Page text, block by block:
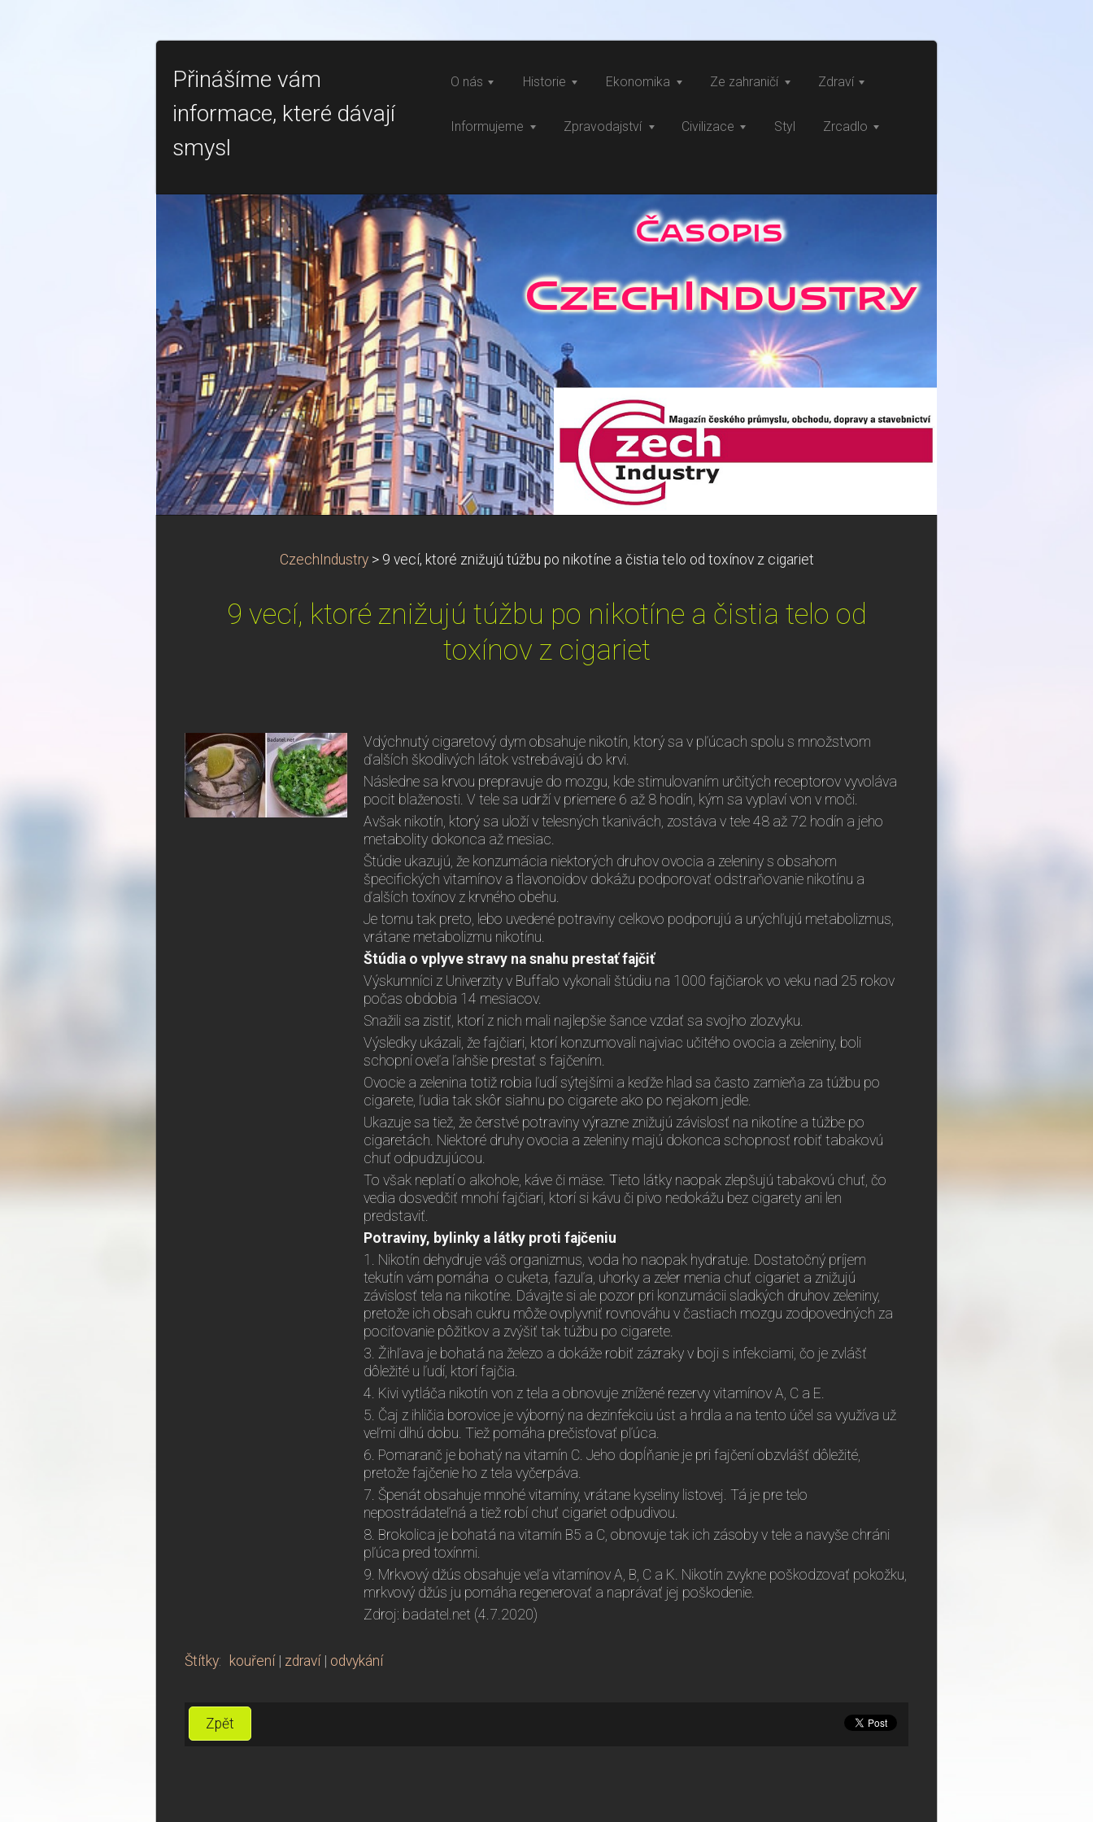
Přinášíme vám
informace, které dávají
smysl
O nás Historie Ekonomika Ze zahraničí Zdraví
Informujeme Zpravodajství Civilizace Styl Zrcadlo
CzechIndustry > 9 vecí, ktoré znižujú túžbu po nikotíne a čistia telo od toxínov z cigariet
9 vecí, ktoré znižujú túžbu po nikotíne a čistia telo od
toxínov z cigariet
Vdýchnutý cigaretový dym obsahuje nikotín, ktorý sa v pľúcach spolu s množstvom
ďalších škodlivých látok vstrebávajú do krvi.
Následne sa krvou prepravuje do mozgu, kde stimulovaním určitých receptorov vyvoláva
pocit blaženosti. V tele sa udrží v priemere 6 až 8 hodín, kým sa vyplaví von v moči.
Avšak nikotín, ktorý sa uloží v telesných tkanivách, zostáva v tele 48 až 72 hodín a jeho
metabolity dokonca až mesiac.
Štúdie ukazujú, že konzumácia niektorých druhov ovocia a zeleniny s obsahom
špecifických vitamínov a flavonoidov dokážu podporovať odstraňovanie nikotínu a
ďalších toxínov z krvného obehu.
Je tomu tak preto, lebo uvedené potraviny celkovo podporujú a urýchľujú metabolizmus,
vrátane metabolizmu nikotínu.
Štúdia o vplyve stravy na snahu prestať fajčiť
Výskumníci z Univerzity v Buffalo vykonali štúdiu na 1000 fajčiarok vo veku nad 25 rokov
počas obdobia 14 mesiacov.
Snažili sa zistiť, ktorí z nich mali najlepšie šance vzdať sa svojho zlozvyku.
Výsledky ukázali, že fajčiari, ktorí konzumovali najviac učitého ovocia a zeleniny, boli
schopní oveľa ľahšie prestať s fajčením.
Ovocie a zelenina totiž robia ľudí sýtejšími a keďže hlad sa často zamieňa za túžbu po
cigarete, ľudia tak skôr siahnu po cigarete ako po nejakom jedle.
Ukazuje sa tiež, že čerstvé potraviny výrazne znižujú závislosť na nikotíne a túžbe po
cigaretách. Niektoré druhy ovocia a zeleniny majú dokonca schopnosť robiť tabakovú
chuť odpudzujúcou.
To však neplatí o alkohole, káve či mäse. Tieto látky naopak zlepšujú tabakovú chuť, čo
vedia dosvedčiť mnohí fajčiari, ktorí si kávu či pivo nedokážu bez cigarety ani len
predstaviť.
Potraviny, bylinky a látky proti fajčeniu
1. Nikotín dehydruje váš organizmus, voda ho naopak hydratuje. Dostatočný príjem
tekutín vám pomáha o cuketa, fazuľa, uhorky a zeler menia chuť cigariet a znižujú
závislosť tela na nikotíne. Dávajte si ale pozor pri konzumácii sladkých druhov zeleniny,
pretože ich obsah cukru môže ovplyvniť rovnováhu v častiach mozgu zodpovedných za
pociťovanie pôžitkov a zvýšiť tak túžbu po cigarete.
3. Žihľava je bohatá na železo a dokáže robiť zázraky v boji s infekciami, čo je zvlášť
dôležité u ľudí, ktorí fajčia.
4. Kivi vytláča nikotín von z tela a obnovuje znížené rezervy vitamínov A, C a E.
5. Čaj z ihličia borovice je výborný na dezinfekciu úst a hrdla a na tento účel sa využíva už
veľmi dlhú dobu. Tiež pomáha prečisťovať pľúca.
6. Pomaranč je bohatý na vitamín C. Jeho dopĺňanie je pri fajčení obzvlášť dôležité,
pretože fajčenie ho z tela vyčerpáva.
7. Špenát obsahuje mnohé vitamíny, vrátane kyseliny listovej. Tá je pre telo
nepostrádateľná a tiež robí chuť cigariet odpudivou.
8. Brokolica je bohatá na vitamín B5 a C, obnovuje tak ich zásoby v tele a navyše chráni
pľúca pred toxínmi.
9. Mrkvový džús obsahuje veľa vitamínov A, B, C a K. Nikotín zvykne poškodzovať pokožku,
mrkvový džús ju pomáha regenerovať a naprávať jej poškodenie.
Zdroj: badatel.net (4.7.2020)
Štítky: kouření zdraví odvykání
Zpět